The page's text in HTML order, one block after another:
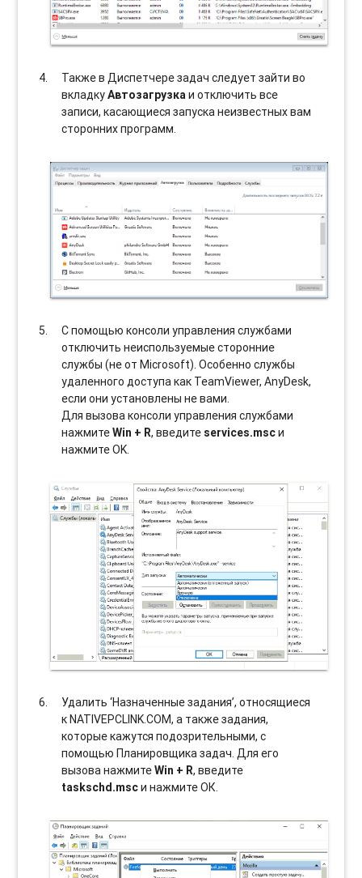
Также в Диспетчере задач следует зайти во
вкладкуАвтозагрузкаи отключить все
записи, касающиеся запуска неизвестных вам
сторонних программ.
С помощью консоли управления службами
отключить неиспользуемые сторонние
службы (не от Microsoft). Особенно службы
удаленного доступа как TeamViewer, AnyDesk,
если они установлены не вами.
Для вызова консоли управления службами
нажмитеWin + R, введите services.mscи
нажмите OK.
Удалить ‘Назначенные задания’, относящиеся
к NATIVEPCLINK.COM, а также задания,
которые кажутся подозрительными, с
помощью Планировщика задач. Для его
вызова нажмитеWin + R, введите
taskschd.mscи нажмите ОК.